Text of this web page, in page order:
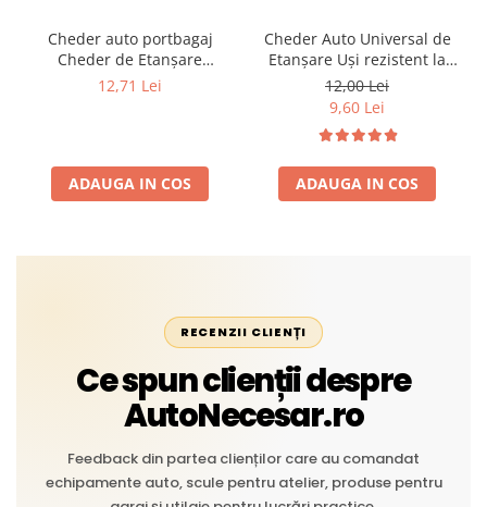
Cheder auto portbagaj
Cheder de Etanșare
Profesional din Cauciuc -
Liniar
12,71 Lei
ADAUGA IN COS
Cheder Auto Universal de
Etanșare Uși rezistent la
intemperii, raze UV,
îmbătrânire și temperaturi
extreme
12,00 Lei
9,60 Lei
ADAUGA IN COS
RECENZII CLIENȚI
Ce spun clienții despre
AutoNecesar.ro
Feedback din partea clienților care au comandat
echipamente auto, scule pentru atelier, produse pentru